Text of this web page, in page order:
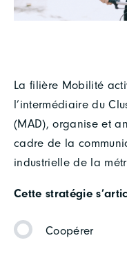
La filière Mobilité
l’intermédiaire du
(MAD), organise et
cadre de la
industrielle de la
Cette stratégie
Coopérer